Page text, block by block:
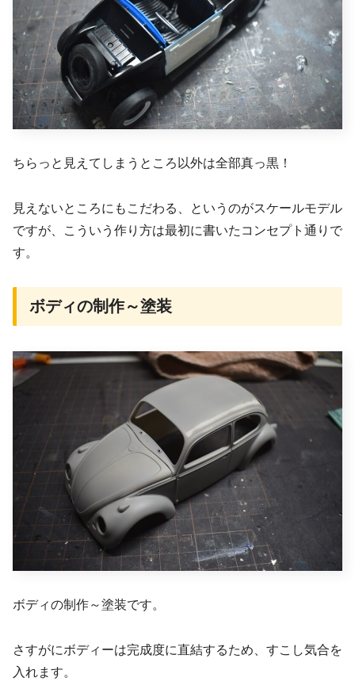
ちらっと見えてしまうところ以外は全部真っ黒！
見えないところにもこだわる、というのがスケールモデル
ですが、こういう作り方は最初に書いたコンセプト通りで
す。
ボディの制作～塗装
ボディの制作～塗装です。
さすがにボディーは完成度に直結するため、すこし気合を
入れます。